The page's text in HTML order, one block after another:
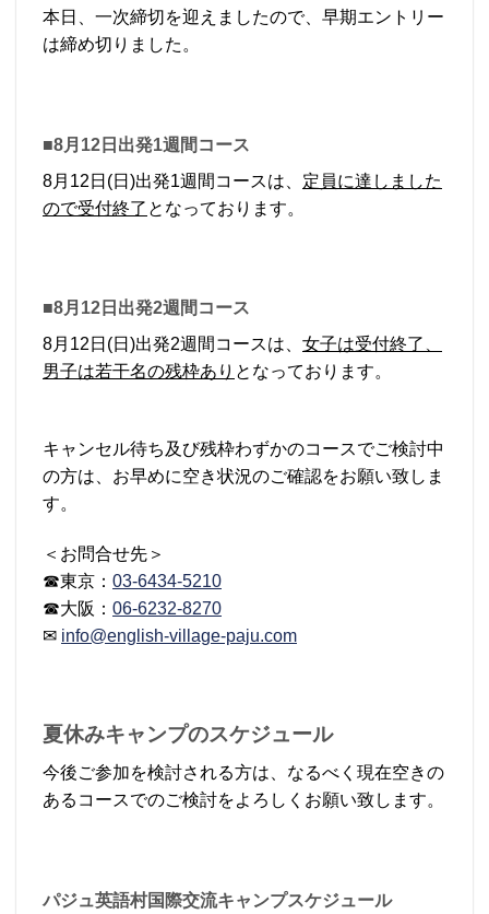
本日、一次締切を迎えましたので、早期エントリー
は締め切りました。
■8月12日出発1週間コース
8月12日(日)出発1週間コースは、 定員に達しました
ので受付終了 となっております。
■8月12日出発2週間コース
8月12日(日)出発2週間コースは、 女子は受付終了、
男子は若干名の残枠あり となっております。
キャンセル待ち及び残枠わずかのコースでご検討中
の方は、お早めに空き状況のご確認をお願い致しま
す。
＜お問合せ先＞
☎東京： 03-6434-5210
☎大阪： 06-6232-8270
✉ info@english-village-paju.com
夏休みキャンプのスケジュール
今後ご参加を検討される方は、なるべく現在空きの
あるコースでのご検討をよろしくお願い致します。
パジュ英語村国際交流キャンプスケジュール